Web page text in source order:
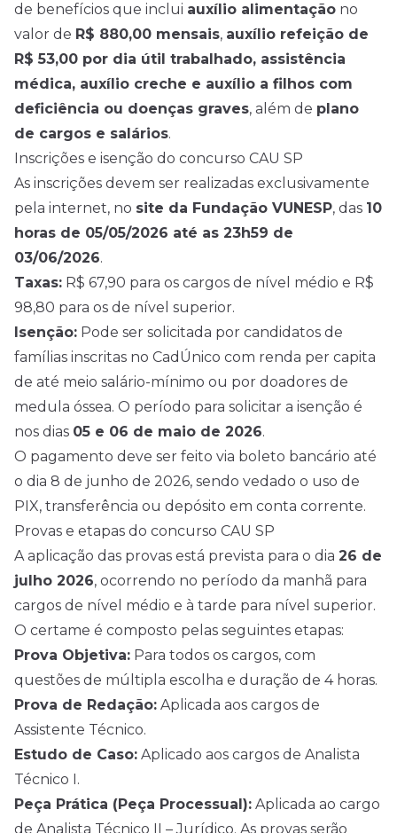
de benefícios que inclui auxílio alimentação no
valor de R$ 880,00 mensais, auxílio refeição de
R$ 53,00 por dia útil trabalhado, assistência
médica, auxílio creche e auxílio a filhos com
deficiência ou doenças graves, além de plano
de cargos e salários.
Inscrições e isenção do concurso CAU SP
As inscrições devem ser realizadas exclusivamente
pela internet, no site da Fundação VUNESP, das 10
horas de 05/05/2026 até as 23h59 de
03/06/2026.
Taxas: R$ 67,90 para os cargos de nível médio e R$
98,80 para os de nível superior.
Isenção: Pode ser solicitada por candidatos de
famílias inscritas no CadÚnico com renda per capita
de até meio salário-mínimo ou por doadores de
medula óssea. O período para solicitar a isenção é
nos dias 05 e 06 de maio de 2026.
O pagamento deve ser feito via boleto bancário até
o dia 8 de junho de 2026, sendo vedado o uso de
PIX, transferência ou depósito em conta corrente.
Provas e etapas do concurso CAU SP
A aplicação das provas está prevista para o dia 26 de
julho 2026, ocorrendo no período da manhã para
cargos de nível médio e à tarde para nível superior.
O certame é composto pelas seguintes etapas:
Prova Objetiva: Para todos os cargos, com
questões de múltipla escolha e duração de 4 horas.
Prova de Redação: Aplicada aos cargos de
Assistente Técnico.
Estudo de Caso: Aplicado aos cargos de Analista
Técnico I.
Peça Prática (Peça Processual): Aplicada ao cargo
de Analista Técnico II – Jurídico. As provas serão